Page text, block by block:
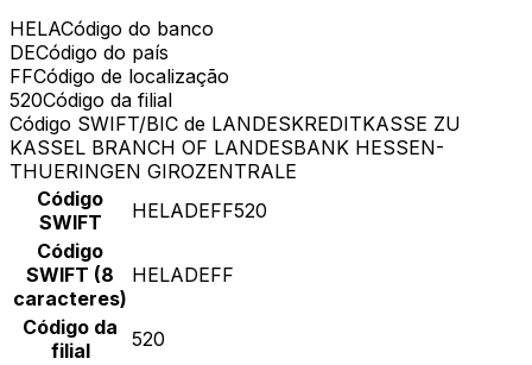
HELACódigo do banco
DECódigo do país
FFCódigo de localização
520Código da filial
Código SWIFT/BIC de LANDESKREDITKASSE ZU
KASSEL BRANCH OF LANDESBANK HESSEN-
THUERINGEN GIROZENTRALE
Código
SWIFT
HELADEFF520
Código
SWIFT (8
caracteres)
HELADEFF
Código da
filial
520